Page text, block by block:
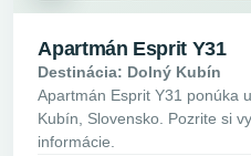
Apartmán Esprit Y31
Destinácia: Dolný Kubín
Apartmán Esprit Y31 ponúka
Kubín, Slovensko. Pozrite si
informácie.